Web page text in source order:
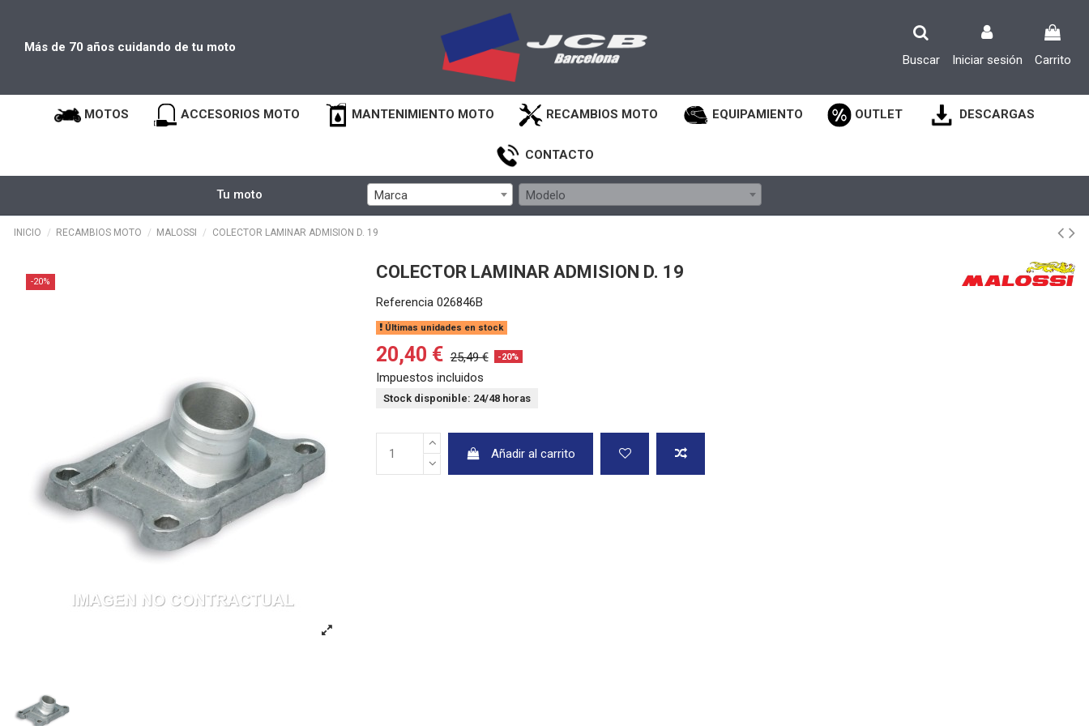
Más de 70 años cuidando de tu moto
Buscar
Iniciar sesión Carrito
MOTOS ACCESORIOS MOTO MANTENIMIENTO MOTO RECAMBIOS MOTO EQUIPAMIENTO OUTLET DESCARGAS
CONTACTO
Tu moto Marca Modelo
INICIO RECAMBIOS MOTO MALOSSI COLECTOR LAMINAR ADMISION D. 19
-20% COLECTOR LAMINAR ADMISION D. 19
Referencia 026846B
Últimas unidades en stock
20,40 € 25,49 € -20%
Impuestos incluidos
Stock disponible: 24/48 horas
Añadir al carrito